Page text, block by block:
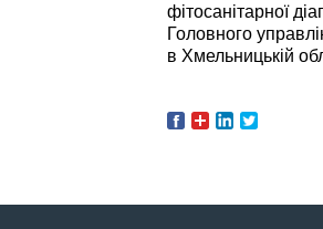
фітосанітарної
Головного
в